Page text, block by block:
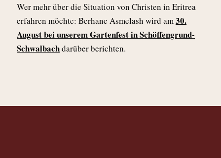
Wer mehr über die Situation von Christen in Eritrea
erfahren möchte: Berhane Asmelash wird am30.
August bei unserem Gartenfest in Schöffengrund-
Schwalbachdarüber berichten.